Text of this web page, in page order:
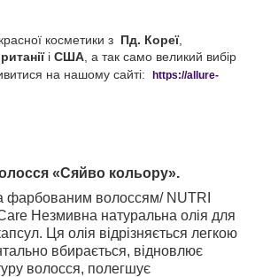
косметики з Пд. Кореї,
і США , а так само великий вибір
на нашому сайті: https://allure-
«Сяйво кольору».
фарбованим волоссям/ NUTRI
Незмивна натуральна олія для
Ця олія відрізняється легкою
вбирається, відновлює
волосся, полегшує